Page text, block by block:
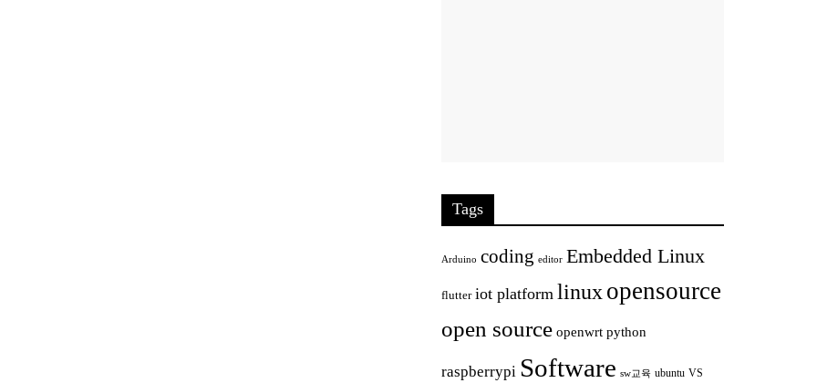
Tags
Arduino coding editor Embedded Linux
flutter iot platform linux opensource
open source openwrt python
raspberrypi Software sw교육 ubuntu VS